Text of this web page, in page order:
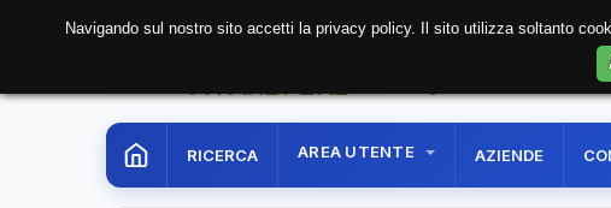
RICERCA AREA UTENTE AZIENDE
Navigando sul nostro sito accetti la privacy policy. Il sito utilizza soltanto